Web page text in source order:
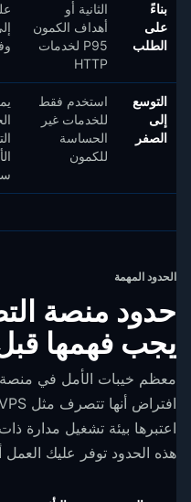
بناءً
على
الطلب
الثانية أو
أهداف الكمون
P95 لخدمات
HTTP
التوسع
إلى
الصفر
استخدم فقط
للخدمات غير
الحساسة
للكمون
الحدود المهمة
حدود منصة
يجب فهمها قبل
معظم خيبات الأمل في منصة
اعتبرها بيئة تشغيل مدارة
هذه الحدود توفر عليك العمل